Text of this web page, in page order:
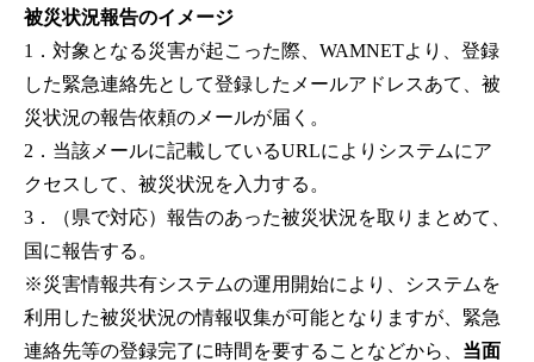
被災状況報告のイメージ
1．対象となる災害が起こった際、WAMNETより、登録
した緊急連絡先として登録したメールアドレスあて、被
災状況の報告依頼のメールが届く。
2．当該メールに記載しているURLによりシステムにア
クセスして、被災状況を入力する。
3．（県で対応）報告のあった被災状況を取りまとめて、
国に報告する。
※災害情報共有システムの運用開始により、システムを
利用した被災状況の情報収集が可能となりますが、緊急
連絡先等の登録完了に時間を要することなどから、 当面